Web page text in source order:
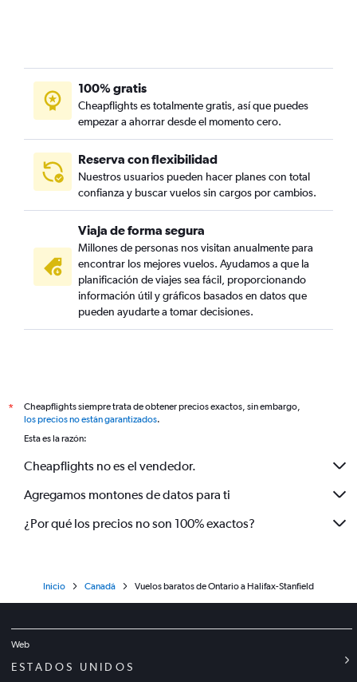
100% gratis
Cheapflights es totalmente gratis, así que puedes
empezar a ahorrar desde el momento cero.
Reserva con flexibilidad
Nuestros usuarios pueden hacer planes con total
confianza y buscar vuelos sin cargos por cambios.
Viaja de forma segura
Millones de personas nos visitan anualmente para
encontrar los mejores vuelos. Ayudamos a que la
planificación de viajes sea fácil, proporcionando
información útil y gráficos basados en datos que
pueden ayudarte a tomar decisiones.
*
Cheapflights siempre trata de obtener precios exactos, sin embargo,
los precios no están garantizados.
Esta es la razón:
Cheapflights no es el vendedor.
Agregamos montones de datos para ti
¿Por qué los precios no son 100% exactos?
Inicio Canadá Vuelos baratos de Ontario a Halifax-Stanfield
Web
ESTADOS UNIDOS